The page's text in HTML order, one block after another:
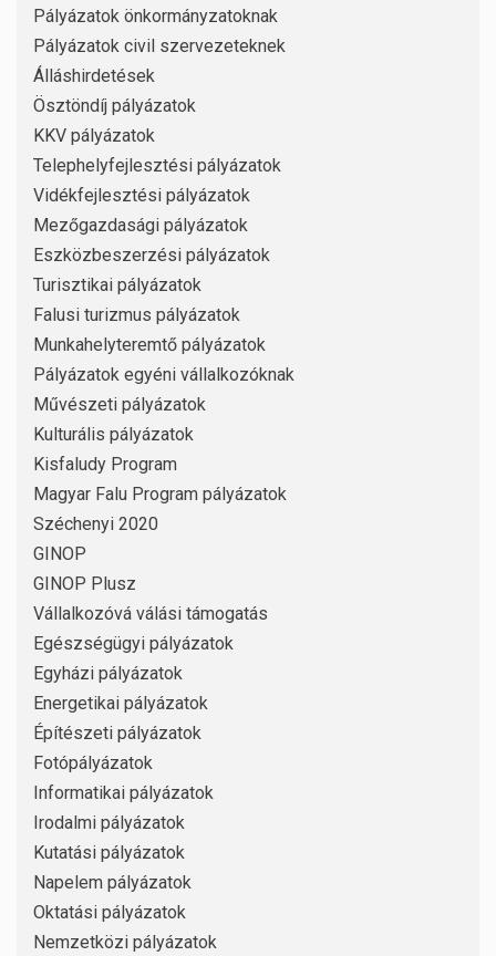
Pályázatok önkormányzatoknak
Pályázatok civil szervezeteknek
Álláshirdetések
Ösztöndíj pályázatok
KKV pályázatok
Telephelyfejlesztési pályázatok
Vidékfejlesztési pályázatok
Mezőgazdasági pályázatok
Eszközbeszerzési pályázatok
Turisztikai pályázatok
Falusi turizmus pályázatok
Munkahelyteremtő pályázatok
Pályázatok egyéni vállalkozóknak
Művészeti pályázatok
Kulturális pályázatok
Kisfaludy Program
Magyar Falu Program pályázatok
Széchenyi 2020
GINOP
GINOP Plusz
Vállalkozóvá válási támogatás
Egészségügyi pályázatok
Egyházi pályázatok
Energetikai pályázatok
Építészeti pályázatok
Fotópályázatok
Informatikai pályázatok
Irodalmi pályázatok
Kutatási pályázatok
Napelem pályázatok
Oktatási pályázatok
Nemzetközi pályázatok